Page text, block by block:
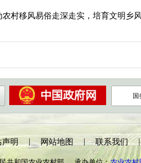
村移风易俗走深走实，培育文明乡
国
声明 | 网站地图 | 联系我们 |